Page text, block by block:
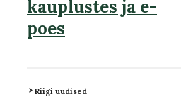
kauplustes ja e-
poes
Riigi uudised